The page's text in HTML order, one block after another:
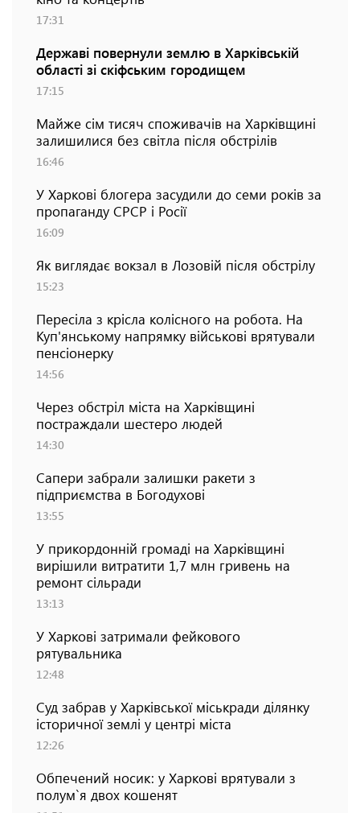
17:31
Державі повернули землю в Харківській
області зі скіфським городищем
17:15
Майже сім тисяч споживачів на Харківщині
залишилися без світла після обстрілів
16:46
У Харкові блогера засудили до семи років за
пропаганду СРСР і Росії
16:09
Як виглядає вокзал в Лозовій після обстрілу
15:23
Пересіла з крісла колісного на робота. На
Куп'янському напрямку військові врятували
пенсіонерку
14:56
Через обстріл міста на Харківщині
постраждали шестеро людей
14:30
Сапери забрали залишки ракети з
підприємства в Богодухові
13:55
У прикордонній громаді на Харківщині
вирішили витратити 1,7 млн гривень на
ремонт сільради
13:13
У Харкові затримали фейкового
рятувальника
12:48
Суд забрав у Харківської міськради ділянку
історичної землі у центрі міста
12:26
Обпечений носик: у Харкові врятували з
полум`я двох кошенят